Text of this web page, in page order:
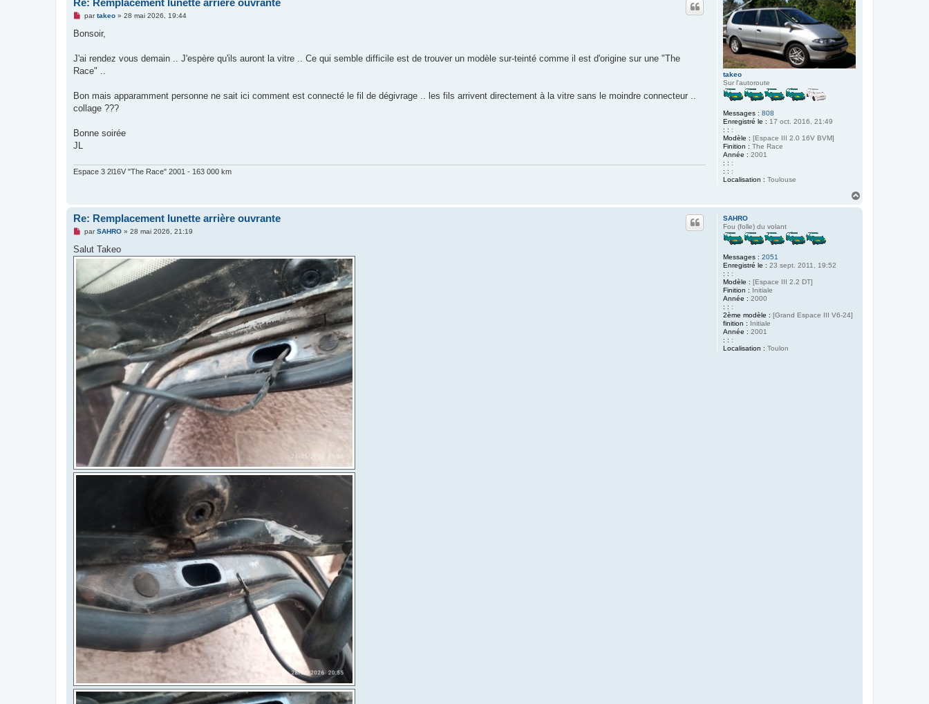
takeo
Sur l'autoroute
Messages : 808
Enregistré le : 17 oct. 2016, 21:49
: : :
Modèle : [Espace III 2.0 16V BVM]
Finition : The Race
Année : 2001
: : :
: : :
Localisation : Toulouse
Re: Remplacement lunette arrière ouvrante
M
s
g
n
l
u
partakeo» 28 mai 2026, 19:44
Bonsoir,
J'ai rendez vous demain .. J'espère qu'ils auront la vitre .. Ce qui semble difficile est de trouver un modèle sur-teinté comme il est d'origine sur une "The
Race" ..
Bon mais apparamment personne ne sait ici comment est connecté le fil de dégivrage .. les fils arrivent directement à la vitre sans le moindre connecteur ..
collage ???
Bonne soirée
JL
Espace 3 2l16V "The Race" 2001 - 163 000 km
SAHRO
Fou (folle) du volant
Messages : 2051
Enregistré le : 23 sept. 2011, 19:52
: : :
Modèle : [Espace III 2.2 DT]
Finition : Initiale
Année : 2000
: : :
2ème modèle : [Grand Espace III V6-24]
finition : Initiale
Année : 2001
: : :
Localisation : Toulon
Re: Remplacement lunette arrière ouvrante
M
s
s
n
o
l
parSAHRO» 28 mai 2026, 21:19
Salut Takeo